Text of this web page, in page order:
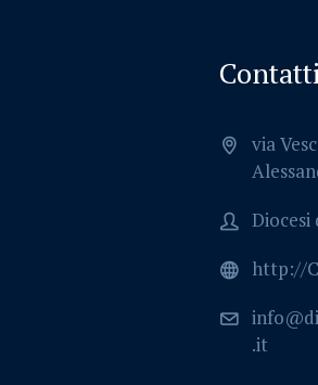
via
Diocesi
http://
.it